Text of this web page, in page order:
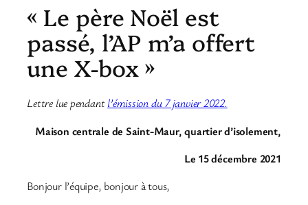
« Le père Noël est
passé, l’AP m’a offert
une X-box »
Lettre lue pendantl’émission du 7 janvier 2022.
Maison centrale de Saint-Maur, quartier d’isolement,
Le 15 décembre 2021
Bonjour l’équipe, bonjour à tous,